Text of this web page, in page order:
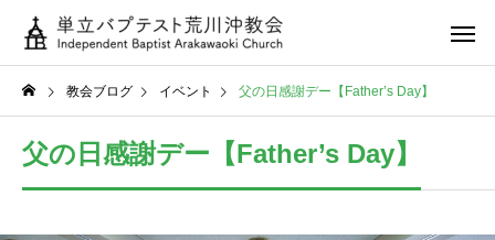
教会ブログ イベント 父の日感謝デー【Father’s Day】
父の日感謝デー【Father’s Day】